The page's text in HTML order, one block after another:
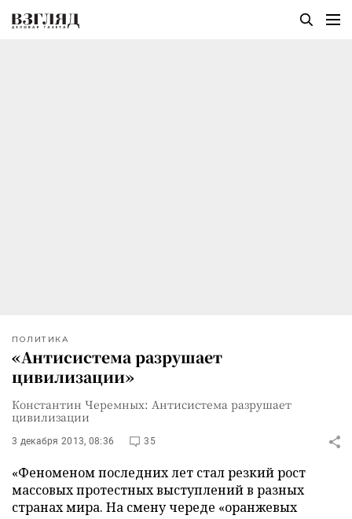
ПОЛИТИКА
«Антисистема разрушает
цивилизации»
Константин Черемных: Антисистема разрушает
цивилизации
3 декабря 2013, 08:36 35
«Феноменом последних лет стал резкий рост
массовых протестных выступлений в разных
странах мира. На смену череде «оранжевых